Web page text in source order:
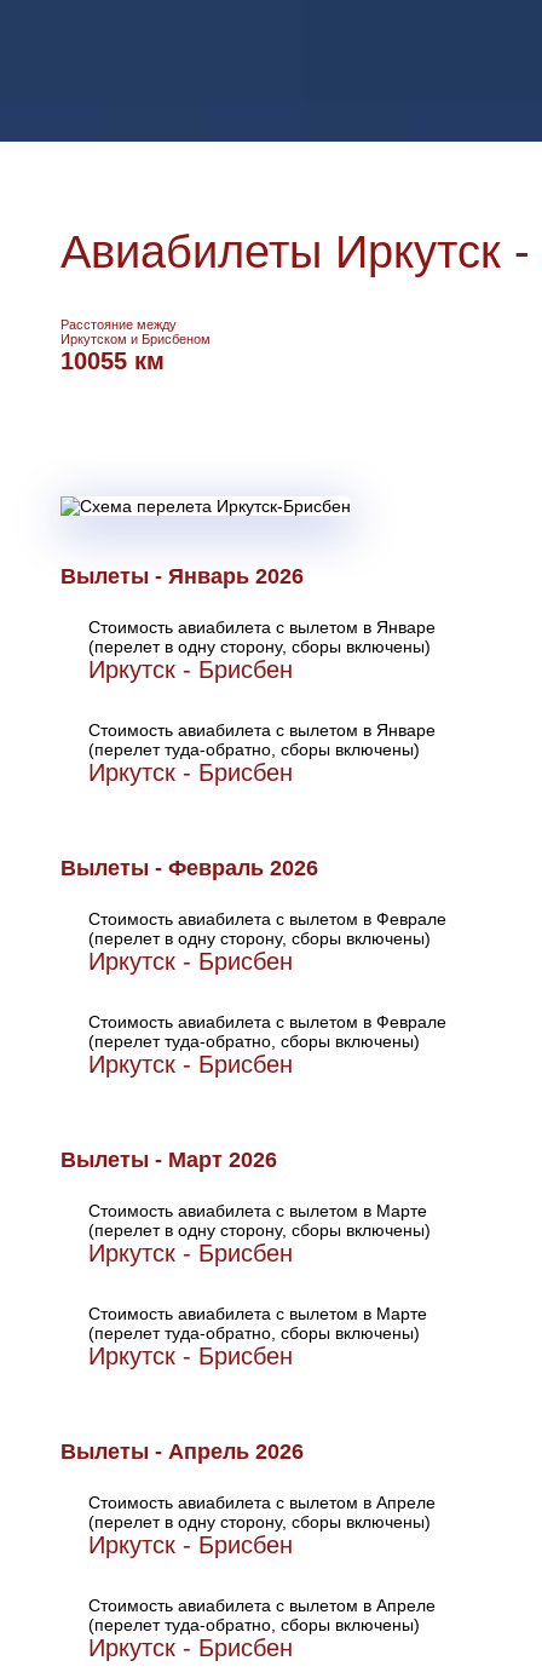
Авиабилеты Иркутск
Расстояние между
Иркутском и Брисбеном
10055 км
Вылеты - Январь 2026
Стоимость авиабилета с вылетом в Январе
(перелет в одну сторону, сборы включены)
Иркутск - Брисбен
Стоимость авиабилета с вылетом в Январе
(перелет туда-обратно, сборы включены)
Иркутск - Брисбен
Вылеты - Февраль 2026
Стоимость авиабилета с вылетом в Феврале
(перелет в одну сторону, сборы включены)
Иркутск - Брисбен
Стоимость авиабилета с вылетом в Феврале
(перелет туда-обратно, сборы включены)
Иркутск - Брисбен
Вылеты - Март 2026
Стоимость авиабилета с вылетом в Марте
(перелет в одну сторону, сборы включены)
Иркутск - Брисбен
Стоимость авиабилета с вылетом в Марте
(перелет туда-обратно, сборы включены)
Иркутск - Брисбен
Вылеты - Апрель 2026
Стоимость авиабилета с вылетом в Апреле
(перелет в одну сторону, сборы включены)
Иркутск - Брисбен
Стоимость авиабилета с вылетом в Апреле
(перелет туда-обратно, сборы включены)
Иркутск - Брисбен